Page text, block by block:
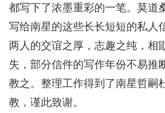
都写下了浓墨重彩的一笔。莫道
写给南星的这些长长短短的私人
两人的交谊之厚，志趣之纯，相
失，部分信件的写作年份不易推
教之。整理工作得到了南星哲嗣
教，谨此致谢。